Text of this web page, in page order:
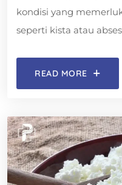
kondisi yang
seperti kista atau
READ MORE